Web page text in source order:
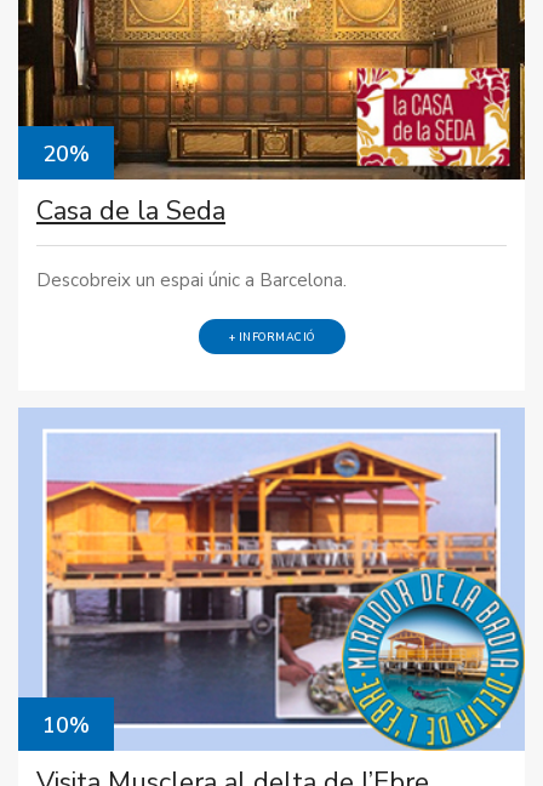
20%
Casa de la Seda
Descobreix un espai únic a Barcelona.
+ INFORMACIÓ
10%